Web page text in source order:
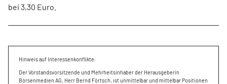
bei 3,30 Euro.
Hinweis auf Interessenkonflikte:
Der Vorstandsvorsitzende und Mehrheitsinhaber der Herausgeberin
Börsenmedien AG, Herr Bernd Förtsch, ist unmittelbar und mittelbar Positionen